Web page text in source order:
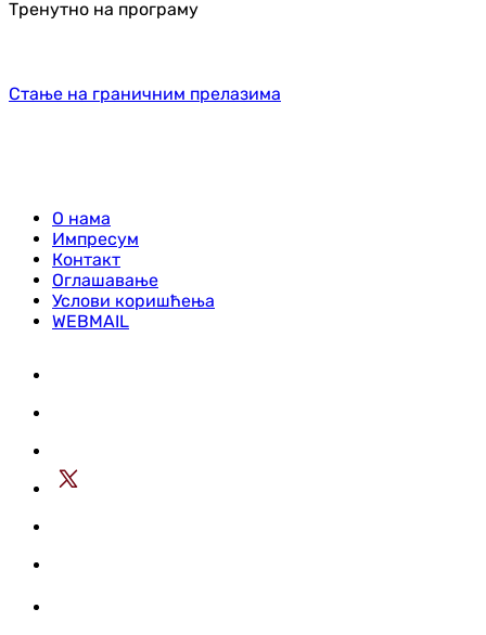
Тренутно на програму
Стање на граничним прелазима
О нама
Импресум
Контакт
Оглашавање
Услови коришћења
WEBMAIL